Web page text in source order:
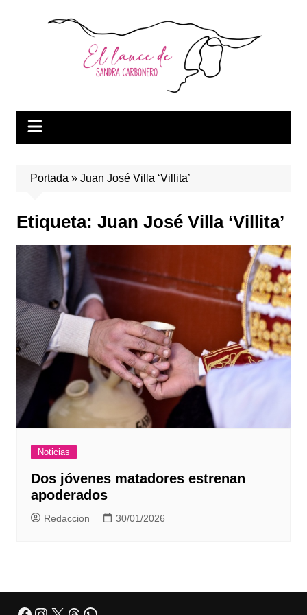
Portada » Juan José Villa ‘Villita’
Etiqueta: Juan José Villa ‘Villita’
Noticias
Dos jóvenes matadores estrenan
apoderados
Redaccion 30/01/2026